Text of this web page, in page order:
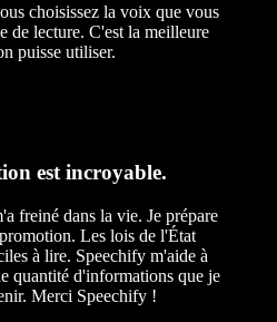
choisissez la voix que vous
de lecture. C'est la meilleure
puisse utiliser.
est incroyable.
freiné dans la vie. Je prépare
Les lois de l'État
à lire. Speechify m'aide à
quantité d'informations que je
Merci Speechify !